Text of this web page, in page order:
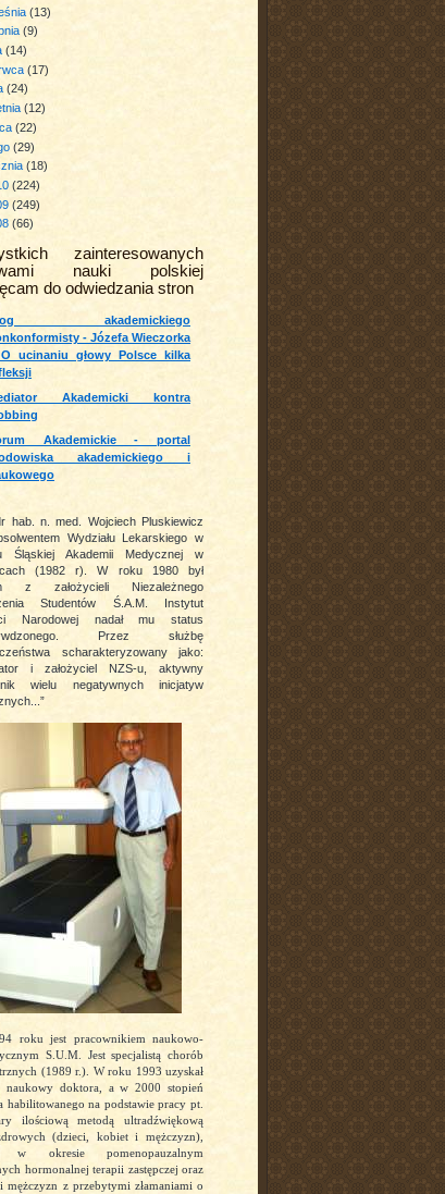
(13)
(9)
(14)
(17)
(24)
(12)
(22)
(29)
(18)
(224)
(249)
(66)
zainteresowanych
nauki polskiej
do odwiedzania stron
akademickiego
- Józefa Wieczorka
ucinaniu głowy Polsce kilka
Akademicki kontra
Akademickie - portal
akademickiego i
hab. n. med. Wojciech Pluskiewicz
Wydziału Lekarskiego w
Śląskiej Akademii Medycznej w
(1982 r). W roku 1980 był
z założycieli Niezależnego
Studentów Ś.A.M. Instytut
Narodowej nadał mu status
Przez służbę
scharakteryzowany jako:
i założyciel NZS-u, aktywny
wielu negatywnych inicjatyw
roku jest pracownikiem naukowo-
S.U.M. Jest specjalistą chorób
(1989 r.). W roku 1993 uzyskał
naukowy doktora, a w 2000 stopień
habilitowanego na podstawie pracy pt.
ilościową metodą ultradźwiękową
(dzieci, kobiet i mężczyzn),
w okresie pomenopauzalnym
hormonalnej terapii zastępczej oraz
mężczyzn z przebytymi złamaniami o